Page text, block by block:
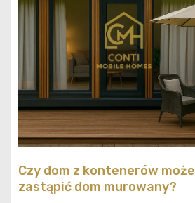
Czy dom z kontenerów może
zastąpić dom murowany?